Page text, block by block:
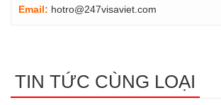
Email: hotro@247visaviet.com
TIN TỨC CÙNG LOẠI